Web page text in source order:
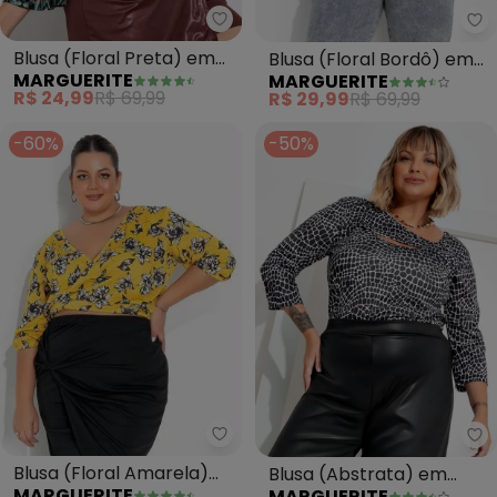
Marguerite - Blusa (Floral
Blusa (Floral Preta) em
Jersey Acetinado
MARGUERITE
R$ 24,99R$ 69,99
Blusa (Floral Bordô) em
Jersey Acetinado
MARGUERITE
R$ 29,99R$ 69,99
-60%
Marguerite - Blusa (Floral
Blusa (Floral Amarela)
-50%
Blusa (Abstrata) em